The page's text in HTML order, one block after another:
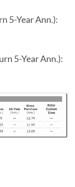
5-Year Ann.):
5-Year Ann.):